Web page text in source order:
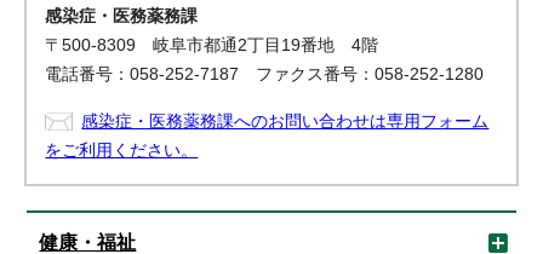
感染症・医務薬務課
〒500-8309 岐阜市都通2丁目19番地 4階
電話番号：058-252-7187 ファクス番号：058-252-1280
感染症・医務薬務課へのお問い合わせは専用フォーム
をご利用ください。
健康・福祉